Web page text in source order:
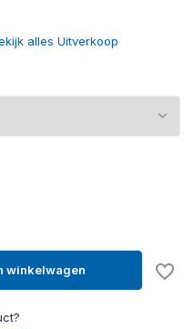
alles Uitverkoop
winkelwagen